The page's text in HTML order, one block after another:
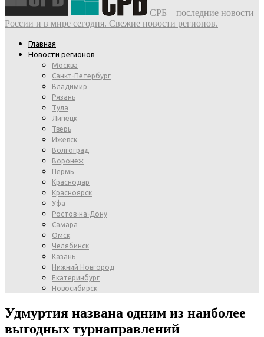
СРБ – последние новости
России и в мире сегодня. Свежие новости регионов.
Главная
Новости регионов
Москва
Санкт-Петербург
Владимир
Рязань
Тула
Липецк
Тверь
Ижевск
Волгоград
Воронеж
Пермь
Краснодар
Красноярск
Уфа
Ростов-на-Дону
Самара
Омск
Челябинск
Казань
Нижний Новгород
Екатеринбург
Новосибирск
Удмуртия названа одним из наиболее
выгодных турнаправлений